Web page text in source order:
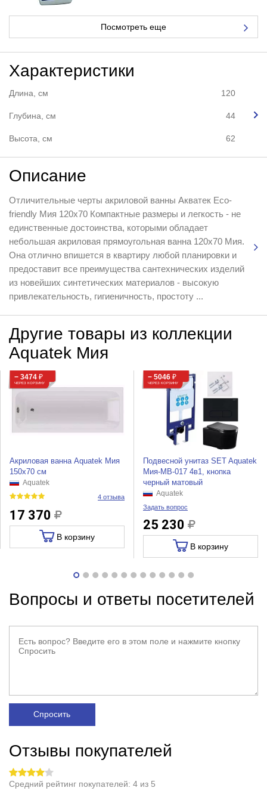
Посмотреть еще
Характеристики
Длина, см 120
Глубина, см 44
Высота, см 62
Описание
Отличительные черты акриловой ванны Акватек Eco-
friendly Мия 120х70 Компактные размеры и легкость - не
единственные достоинства, которыми обладает
небольшая акриловая прямоугольная ванна 120х70 Мия.
Она отлично впишется в квартиру любой планировки и
предоставит все преимущества сантехнических изделий
из новейших синтетических материалов - высокую
привлекательность, гигиеничность, простоту ...
Другие товары из коллекции
Aquatek Мия
− 3474 ₽
ЧЕРЕЗ КОРЗИНУ
Акриловая ванна Aquatek Мия
150х70 см
Aquatek
4 отзыва
17 370
В корзину
− 5046 ₽
ЧЕРЕЗ КОРЗИНУ
Подвесной унитаз SET Aquatek
Мия-MB-017 4в1, кнопка
черный матовый
Aquatek
Задать вопрос
25 230
В корзину
Вопросы и ответы посетителей
Спросить
Отзывы покупателей
Средний рейтинг покупателей: 4 из 5